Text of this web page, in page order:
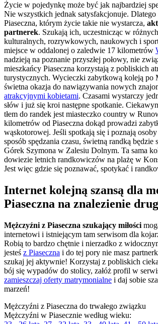
Życie w pojedynkę może być jak najbardziej
Nie wszystkich jednak satysfakcjonuje.
Piaseczna, którym życie takie nie wystarcza,
partnerek. Szukają ich, uczestnicząc w
kulturalnych, rozrywkowych, naukowych i
miejsce w oddalonej o zaledwie 17 kilometrów
nadzieją na poznanie przyszłej połowy, nie
mieszkańcy Piaseczna korzystają z pobliskich
turystycznych. Wycieczki zabytkową koleją po
świetna okazja do nawiązywania nowych
atrakcyjnymi kobietami. Czasami wystarczy
słów i już się kroi następne spotkanie.
tłem do randek jest miasteczko country w
kilometrów od Piaseczna dokąd prowadzi
wąskotorowej. Jeśli spotkają się i poznają
sposób spędzania czasu, świetną randką będzie
Górek Szymona w Zalesiu Dolnym. Ta sama
dowiezie letnich randkowiczów na plażę w
Jest więc gdzie się poznawać, spotykać i
Internet kolejną szansą dla
Piaseczna na znalezienie
Mężczyźni z Piaseczna szukający miłości
internetowi i istniejącym tam serwisom dla
Robią to bardzo chętnie i nierzadko z
jesteś z Piaseczna i do tej pory nie masz
szukaj jej aktywnie! Korzystaj z pobliskich
bój się wypadów do stolicy, załóż profil w
zamieszczaj oferty matrymonialne i daj sobie
marzeń!
Mężczyźni z Piaseczna do trwałego związku
Mężczyźni w Piasecznie według wieku: